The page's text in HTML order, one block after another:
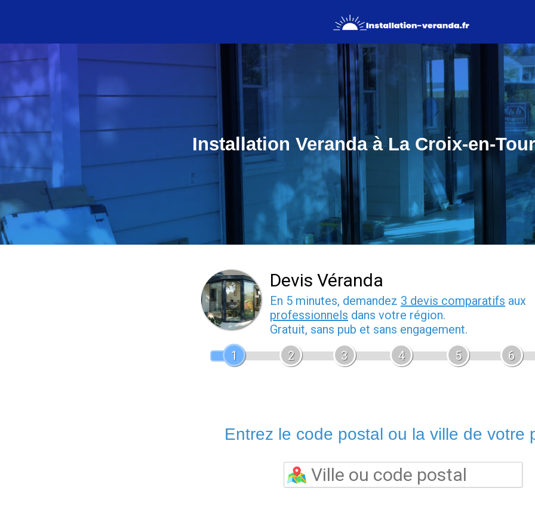
Installation Veranda à La Croix-en-
Devis Véranda
En 5 minutes, demandez 3 devis comparatifs aux
professionnels dans votre région.
Gratuit, sans pub et sans engagement.
1
2 3 4 5 6
Entrez le code postal ou la ville de votre